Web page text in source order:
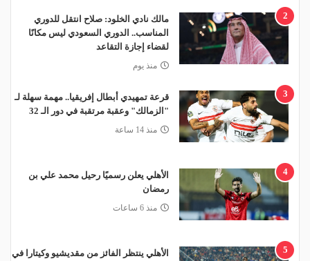
2
مالك نادي الخلود: صلاح انتقل للدوري
المناسب.. الدوري السعودي ليس مكانًا
لقضاء إجازة التقاعد
منذ يوم
3
قرعة تمهيدي أبطال إفريقيا.. مهمة سهلة لـ
"الزمالك" وعقبة مرتقبة في دور الـ 32
منذ 14 ساعة
4
الأهلي يعلن رسميًا رحيل محمد علي بن
رمضان
منذ 6 ساعات
5
الأهلي ينتظر الفائز من مقديشيو وكيتارا في